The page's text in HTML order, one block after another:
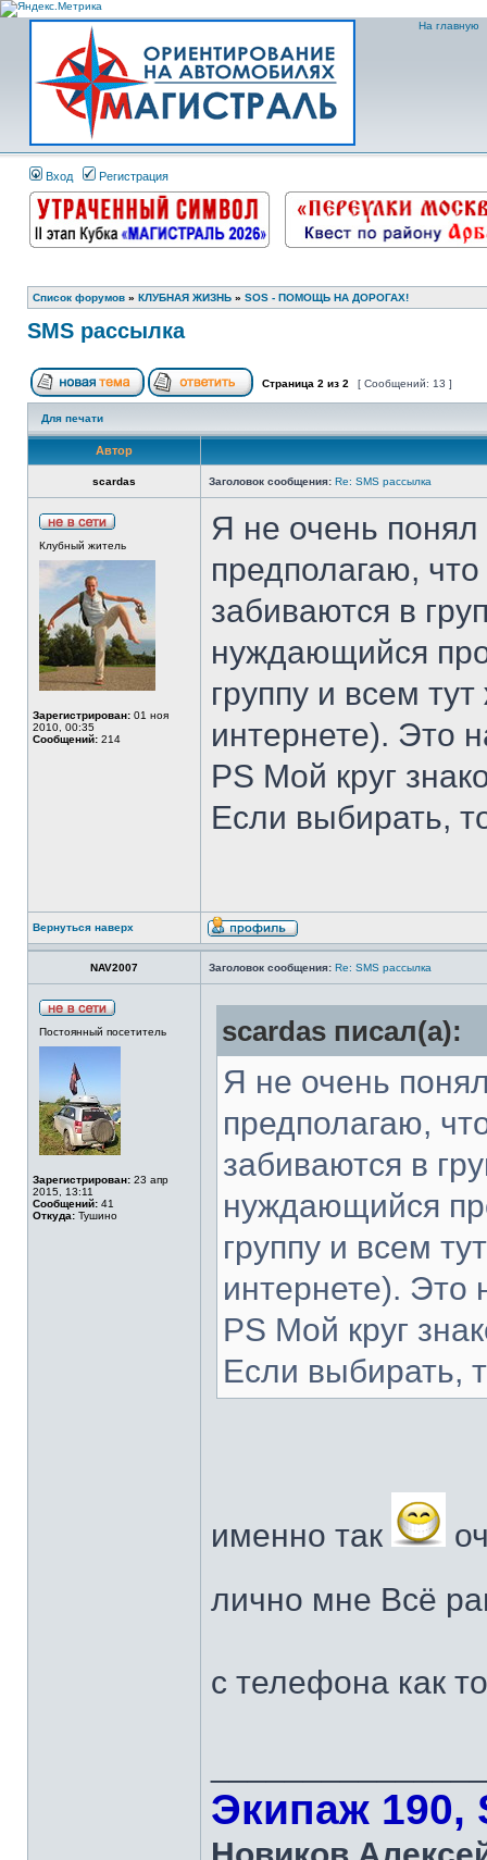
На главную
Вход Регистрация
Список форумов » КЛУБНАЯ ЖИЗНЬ » SOS - ПОМОЩЬ НА ДОРОГАХ!
SMS рассылка
Страница 2 из 2 [ Сообщений: 13 ]
Для печати
Автор
scardas Заголовок сообщения: Re: SMS рассылка
Клубный житель
Зарегистрирован: 01 ноя
2010, 00:35
Сообщений: 214
Я не очень
предполагаю,
забиваются в
нуждающийся
группу и всем
интернете). Это
PS Мой круг
Если выбирать,
Вернуться наверх
NAV2007 Заголовок сообщения: Re: SMS рассылка
Постоянный посетитель
Зарегистрирован: 23 апр
2015, 13:11
Сообщений: 41
Откуда: Тушино
scardas писал(а):
Я не очень
предполагаю,
забиваются в
нуждающийся
группу и всем
интернете). Это
PS Мой круг
Если выбирать,
именно так
лично мне Всё
с телефона как
Экипаж 190,